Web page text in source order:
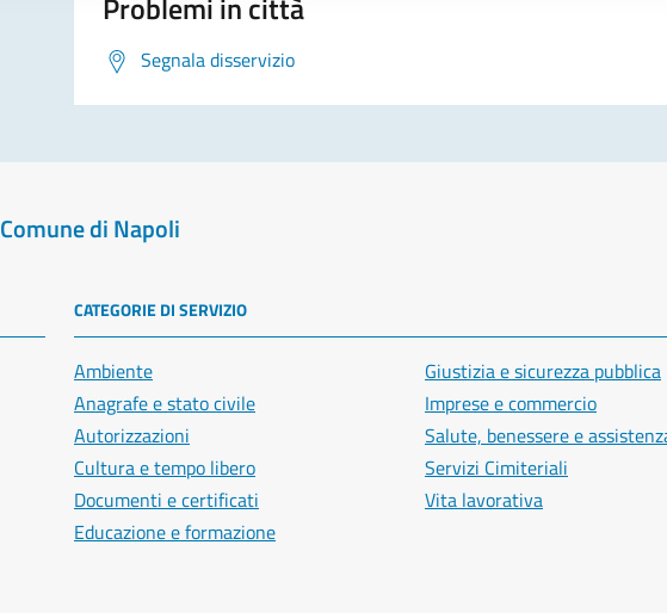
Segnala disservizio
Comune di Napoli
CATEGORIE DI SERVIZIO
Ambiente
Anagrafe e stato civile
Autorizzazioni
Cultura e tempo libero
Documenti e certificati
Educazione e formazione
Giustizia e sicurezza pubblica
Imprese e commercio
Salute, benessere e
Servizi Cimiteriali
Vita lavorativa